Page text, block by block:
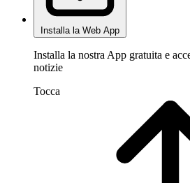
Installa la Web App
Installa la nostra App gratuita e
notizie
Tocca